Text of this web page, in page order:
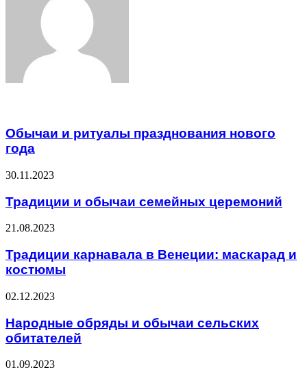
Обычаи и ритуалы празднования нового
года
30.11.2023
Традиции и обычаи семейных церемоний
21.08.2023
Традиции карнавала в Венеции: маскарад и
костюмы
02.12.2023
Народные обряды и обычаи сельских
обитателей
01.09.2023